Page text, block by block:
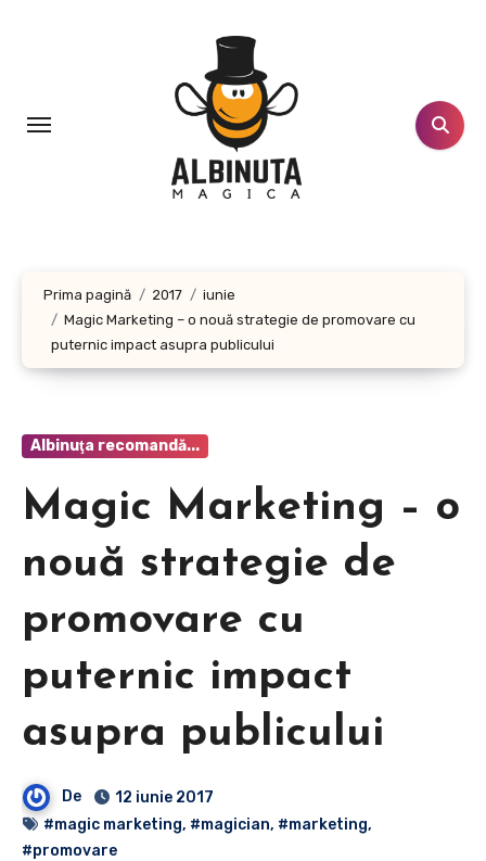
Prima pagină 2017
iunie
Magic Marketing – o nouă strategie de promovare cu
puternic impact asupra publicului
Albinuţa recomandă...
Magic Marketing – o
nouă strategie de
promovare cu
puternic impact
asupra publicului
De
12 iunie 2017
#magic marketing, #magician, #marketing,
#promovare